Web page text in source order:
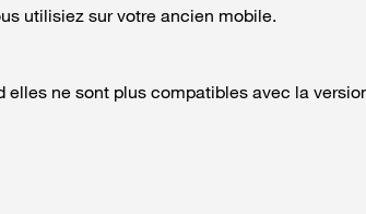
utilisiez sur votre ancien mobile.
ne sont plus compatibles avec la